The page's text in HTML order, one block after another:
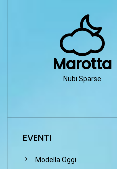
Marotta
Nubi Sparse
EVENTI
Modella Oggi